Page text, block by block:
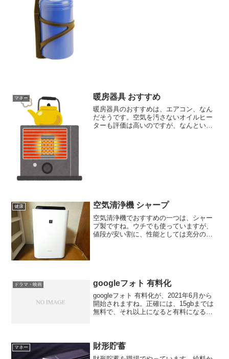
マネー 暖房器具 おすすめ
暖房器具のおすすめは、エアコン、なん
だそうです。空気を汚さないオイルヒー
ターも評価は高いのですが、なんといっ
健康 空気清浄機 シャープ
空気清浄機でおすすめの一つは、シャー
プ製ですね。ウチでも使っていますが、
値段が安い割に、性能としては充分の効
ドラマ・映画 googleフォト 有料化
googleフォト 有料化が、2021年6月から
開始されますね。正確には、15gbまでは
無料で、それ以上になると有料になるの
います。...
マネー 財形貯蓄